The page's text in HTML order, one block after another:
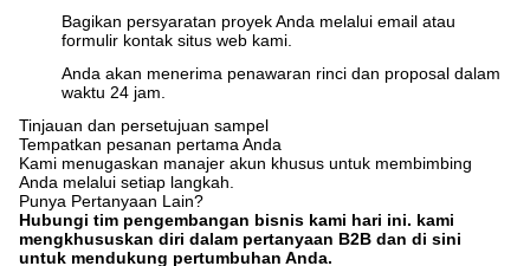
Bagikan persyaratan proyek Anda melalui email atau
formulir kontak situs web kami.
Anda akan menerima penawaran rinci dan proposal dalam
waktu 24 jam.
Tinjauan dan persetujuan sampel
Tempatkan pesanan pertama Anda
Kami menugaskan manajer akun khusus untuk membimbing
Anda melalui setiap langkah.
Punya Pertanyaan Lain?
Hubungi tim pengembangan bisnis kami hari ini. kami
mengkhususkan diri dalam pertanyaan B2B dan di sini
untuk mendukung pertumbuhan Anda.